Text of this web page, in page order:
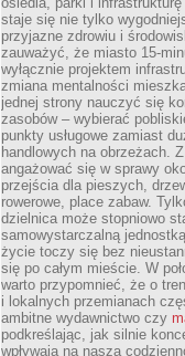
staje się nie tylko
przyjazne zdrowiu i
zauważyć, że miasto 15-
wyłącznie projektem
zmiana mentalności
jednej strony nauczyć się
zasobów – wybierać
punkty usługowe zamiast
handlowych na obrzeżach.
angażować się w sprawy
przejścia dla pieszych,
rowerowe, place zabaw.
dzielnica może stopniowo
samowystarczalną
życie toczy się bez
się po całym mieście. W
warto przypomnieć, że o
i lokalnych przemianach
ambitne wydawnictwo czy
podkreślając, jak silnie
wpływają na naszą